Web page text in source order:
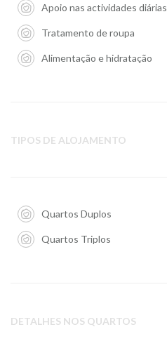
Apoio nas actividades diárias
Tratamento de roupa
Alimentação e hidratação
TIPOS DE ALOJAMENTO
Quartos Duplos
Quartos Triplos
DETALHES NOS QUARTOS